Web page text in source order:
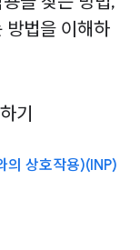
방법을 이해하
기
상호작용)(INP)